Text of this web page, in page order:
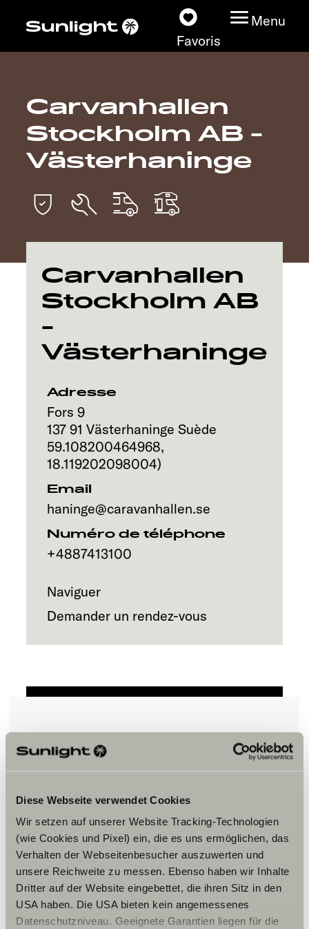
Diese Webseite verwendet Cookies
Wir setzen auf unserer Website Tracking-Technologien
(wie Cookies und Pixel) ein, die es uns ermöglichen, das
Verhalten der Webseitenbesucher auszuwerten und
unsere Reichweite zu messen. Ebenso haben wir Inhalte
Dritter auf der Website eingebettet, die ihren Sitz in den
USA haben. Die USA bieten kein angemessenes
Datenschutzniveau. Geeignete Garantien liegen für die
Favoris
Menu
Nos modèles
Configurateur
Recherchez votre
Sunlight
Nos concessionnaires
Découvrir
Carvanhallen
Stockholm AB -
Västerhaninge
Carvanhallen
Stockholm AB
-
Västerhaninge
Adresse
Fors 9
137 91 Västerhaninge Suède
59.108200464968,
18.119202098004)
Email
haninge@caravanhallen.se
Numéro de téléphone
+4887413100
Naviguer
Demander un rendez-vous
Veuillez accepter les cookies pour
Paramètre des cookies